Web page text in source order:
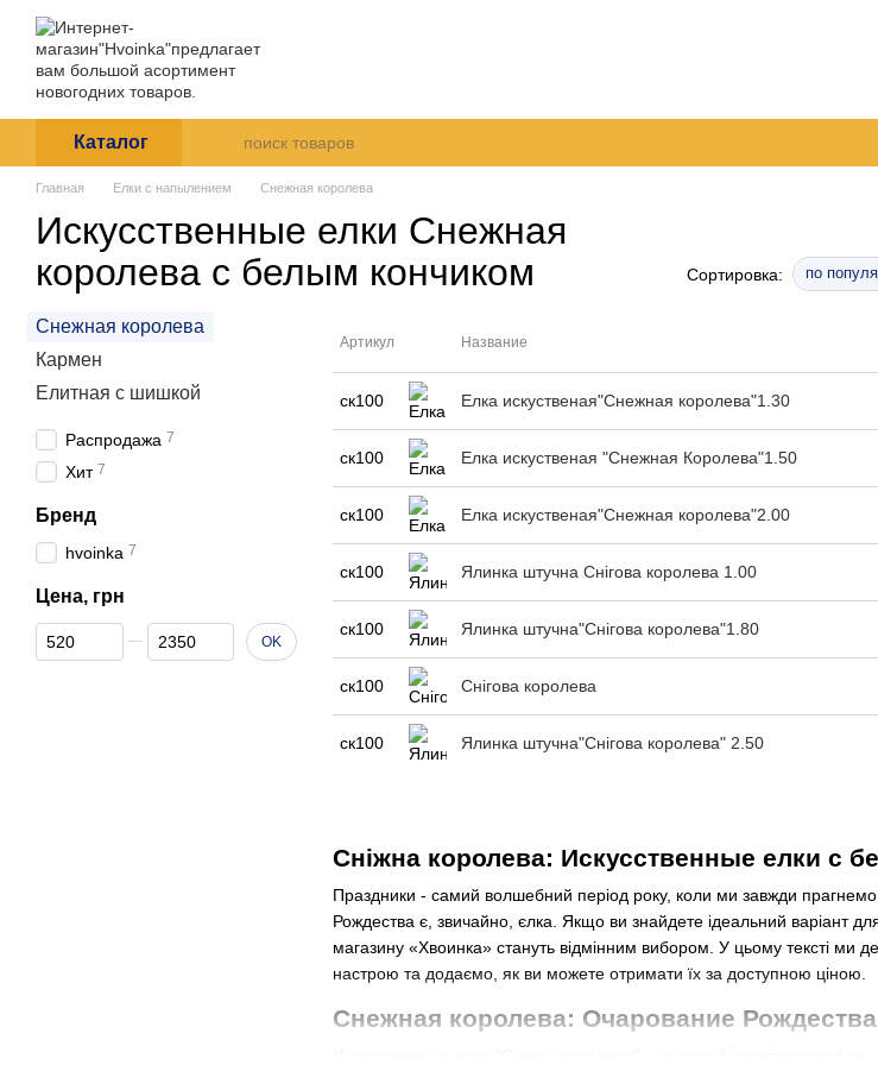
Перейти к основному контенту
Каталог
Главная Елки с напылением Снежная королева
Искусственные елки Снежная
королева с белым кончиком
Сортировка: по
Сніжна королева: Искусственные елки с
Праздники - самий волшебний період року, коли ми завжди
Рождества є, звичайно, єлка. Якщо ви знайдете ідеальний варіант
магазину «Хвоинка» стануть відмінним вибором. У цьому тексті ми
настрою та додаємо, як ви можете отримати їх за доступною ціною.
Снежная королева: Очарование
Артикул Название
ск100 Елка искуственая"Снежная королева"1.30
ск100 Елка искуственая "Снежная Королева"1.50
ск100 Елка искуственая"Снежная королева"2.00
ск100 Ялинка штучна Снігова королева 1.00
ск100 Ялинка штучна"Снігова королева"1.80
ск100 Снігова королева
ск100 Ялинка штучна"Снігова королева" 2.50
Снежная королева
Кармен
Елитная с шишкой
Распродажа 7
Хит 7
Бренд
hvoinka 7
Цена, грн
От Цена, грн
До Цена, грн OK